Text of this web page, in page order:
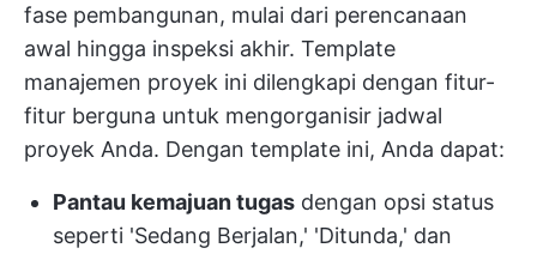
fase pembangunan, mulai dari perencanaan
awal hingga inspeksi akhir. Template
manajemen proyek ini dilengkapi dengan fitur-
fitur berguna untuk mengorganisir jadwal
proyek Anda. Dengan template ini, Anda dapat:
Pantau kemajuan tugas dengan opsi status
seperti 'Sedang Berjalan,' 'Ditunda,' dan